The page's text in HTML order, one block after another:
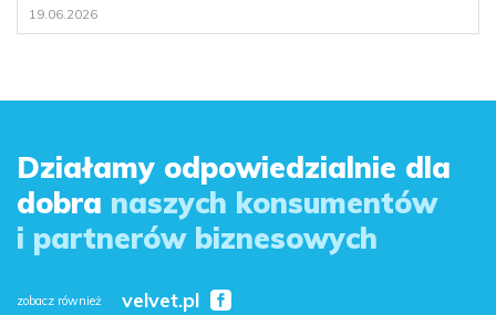
19.06.2026
Działamy odpowiedzialnie dla
dobra naszych konsumentów
i partnerów biznesowych
zobacz również velvet.pl